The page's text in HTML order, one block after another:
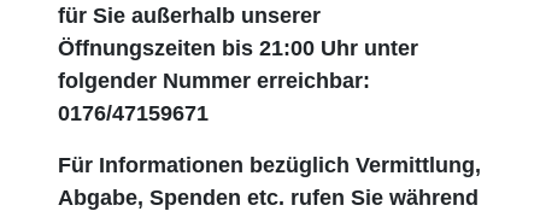
für Sie außerhalb unserer
Öffnungszeiten bis 21:00 Uhr unter
folgender Nummer erreichbar:
0176/47159671
Für Informationen bezüglich Vermittlung,
Abgabe, Spenden etc. rufen Sie während